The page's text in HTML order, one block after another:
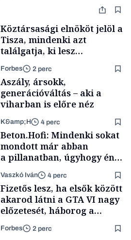
Köztársasági elnököt jelöl a
Tisza, mindenki azt
találgatja, ki lesz
szombaton a befutó –
soroljuk az eddig felmerült
neveket
Forbes 2 perc
Aszály, ársokk,
generációváltás – aki a
viharban is előre néz
K&amp;H 4 perc
Beton.Hofi: Mindenki sokat
mondott már abban
a pillanatban, úgyhogy én
a legsarkosabb
gondolataimat akartam
kimondani
Vaszkó Iván 4 perc
Fizetős lesz, ha elsők között
akarod látni a GTA VI nagy
előzetesét, háborog a
gamer közösség
Forbes 2 perc